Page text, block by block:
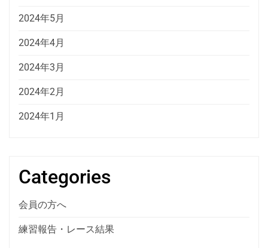
2024年5月
2024年4月
2024年3月
2024年2月
2024年1月
Categories
会員の方へ
練習報告・レース結果